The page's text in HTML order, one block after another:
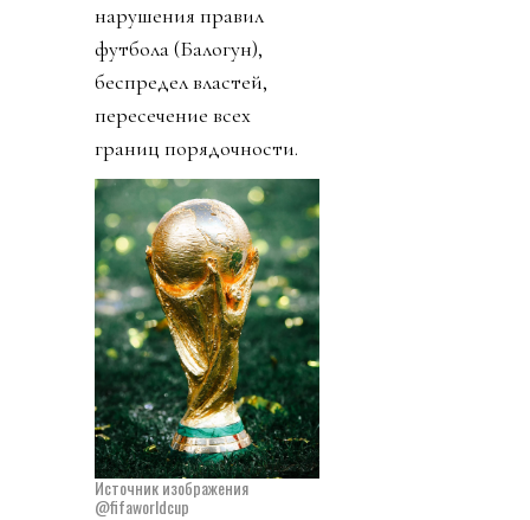
нарушения правил
футбола (Балогун),
беспредел властей,
пересечение всех
границ порядочности.
Источник изображения
@fifaworldcup